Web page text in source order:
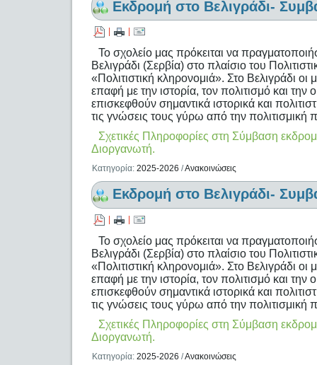
Εκδρομή στο Βελιγράδι-
Το σχολείο μας πρόκειται να
Βελιγράδι (Σερβία) στο πλαίσιο του
«Πολιτιστική κληρονομιά». Στο Βελιγράδι οι
επαφή με την ιστορία, τον πολιτισμό και
επισκεφθούν σημαντικά ιστορικά και
τις γνώσεις τους γύρω από την πολιτισμική
Σχετικές Πληροφορίες στη Σύμβαση
Διοργανωτή.
Κατηγορία:2025-2026 /Ανακοινώσεις
Εκδρομή στο Βελιγράδι-
Το σχολείο μας πρόκειται να
Βελιγράδι (Σερβία) στο πλαίσιο του
«Πολιτιστική κληρονομιά». Στο Βελιγράδι οι
επαφή με την ιστορία, τον πολιτισμό και
επισκεφθούν σημαντικά ιστορικά και
τις γνώσεις τους γύρω από την πολιτισμική
Σχετικές Πληροφορίες στη Σύμβαση
Διοργανωτή.
Κατηγορία:2025-2026 /Ανακοινώσεις